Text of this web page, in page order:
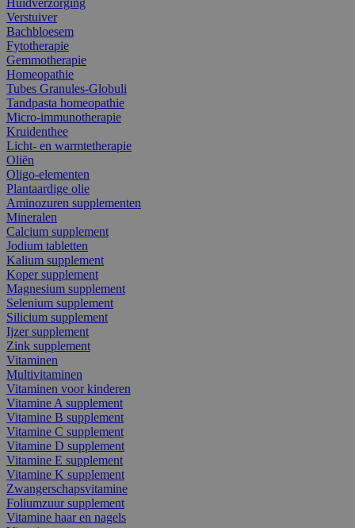
Verstuiver
Bachbloesem
Fytotherapie
Gemmotherapie
Homeopathie
Tubes Granules-Globuli
Tandpasta homeopathie
Micro-immunotherapie
Kruidenthee
Licht- en warmtetherapie
Oliën
Oligo-elementen
Plantaardige olie
Aminozuren supplementen
Mineralen
Calcium supplement
Jodium tabletten
Kalium supplement
Koper supplement
Magnesium supplement
Selenium supplement
Silicium supplement
Ijzer supplement
Zink supplement
Vitaminen
Multivitaminen
Vitaminen voor kinderen
Vitamine A supplement
Vitamine B supplement
Vitamine C supplement
Vitamine D supplement
Vitamine E supplement
Vitamine K supplement
Zwangerschapsvitamine
Foliumzuur supplement
Vitamine haar en nagels